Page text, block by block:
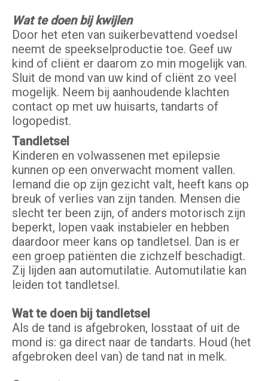
Wat te doen bij kwijlen
Door het eten van suikerbevattend voedsel
neemt de speekselproductie toe. Geef uw
kind of cliënt er daarom zo min mogelijk van.
Sluit de mond van uw kind of cliënt zo veel
mogelijk. Neem bij aanhoudende klachten
contact op met uw huisarts, tandarts of
logopedist.
Tandletsel
Kinderen en volwassenen met epilepsie
kunnen op een onverwacht moment vallen.
Iemand die op zijn gezicht valt, heeft kans op
breuk of verlies van zijn tanden. Mensen die
slecht ter been zijn, of anders motorisch zijn
beperkt, lopen vaak instabieler en hebben
daardoor meer kans op tandletsel. Dan is er
een groep patiënten die zichzelf beschadigt.
Zij lijden aan automutilatie. Automutilatie kan
leiden tot tandletsel.
Wat te doen bij tandletsel
Als de tand is afgebroken, losstaat of uit de
mond is: ga direct naar de tandarts. Houd (het
afgebroken deel van) de tand nat in melk.